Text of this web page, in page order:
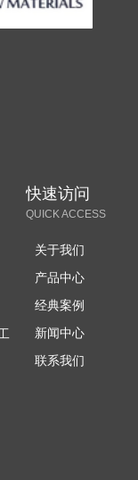
关于我们
产品中心
经典案例
新闻中心
联系我们
快速访问
QUICK ACCESS